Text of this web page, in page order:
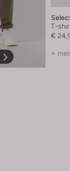
T-
€
+